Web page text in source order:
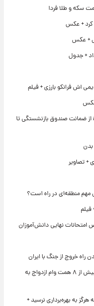
سکه و طلا فردا
کرد + عکس
+ عکس
اش فرانکو بارزی + فیلم
عکس
ضمانت صندوق بازنشستگی تا
+ تصاویر
مهم منطقه‌ای در راه است؟
نهایی دانش‌آموزان
راه خروج از جنگ با ایران
در چهار ماه نخست ۱۴۰۵ رقم خورد؛ پرداخت بیش از ۸ همت وام ازدواج به
به بهره‌برداری نرسید +